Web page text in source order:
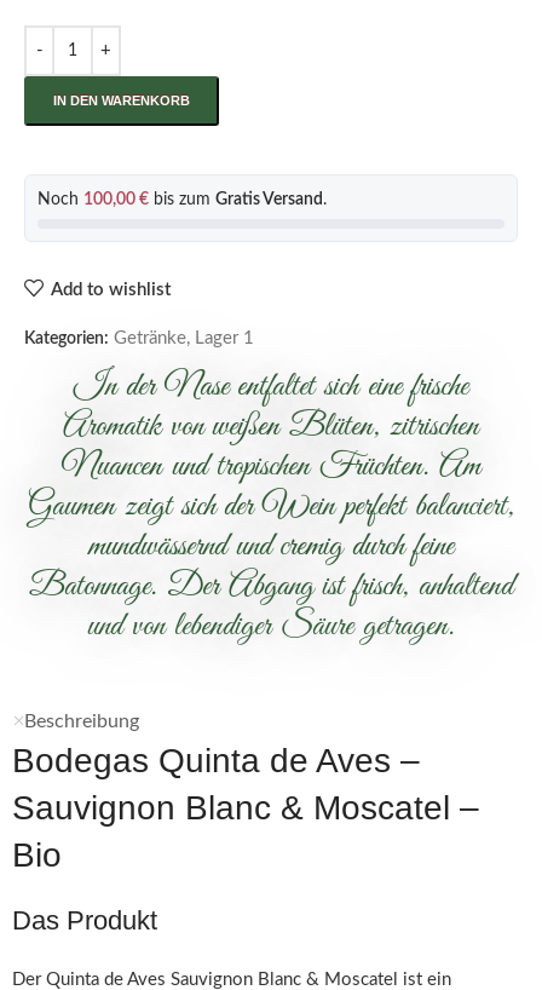
IN DEN WARENKORB
Noch 100,00 € bis zum Gratis Versand .
Add to wishlist
Kategorien: Getränke, Lager 1
In der Nase entfaltet sich eine frische
Aromatik von weißen Blüten, zitrischen
Nuancen und tropischen Früchten. Am
Gaumen zeigt sich der Wein perfekt balanciert,
mundwässernd und cremig durch feine
Batonnage. Der Abgang ist frisch, anhaltend
und von lebendiger Säure getragen.
Beschreibung
Bodegas Quinta de Aves –
Sauvignon Blanc & Moscatel –
Bio
Das Produkt
Der Quinta de Aves Sauvignon Blanc & Moscatel ist ein